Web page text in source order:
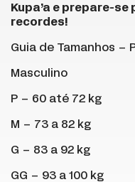
Kupa’a e prepare-
recordes!
Guia de Tamanhos –
Masculino
P – 60 até 72 kg
M – 73 a 82 kg
G – 83 a 92 kg
GG – 93 a 100 kg